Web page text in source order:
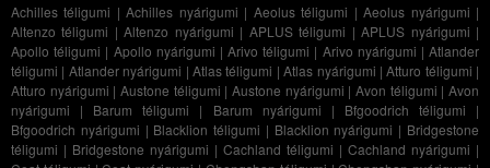
Achilles téligumi |Achilles nyárigumi | Aeolus téligumi |Aeolus nyárigumi |
Altenzo téligumi |Altenzo nyárigumi | APLUS téligumi |APLUS nyárigumi |
Apollo téligumi | Apollo nyárigumi |Arivo téligumi | Arivo nyárigumi |Atlander
téligumi | Atlander nyárigumi | Atlas téligumi |Atlas nyárigumi |Atturo téligumi |
Atturo nyárigumi |Austone téligumi |Austone nyárigumi |Avon téligumi |Avon
nyárigumi | Barum téligumi | Barum nyárigumi | Bfgoodrich téligumi |
Bfgoodrich nyárigumi | Blacklion téligumi | Blacklion nyárigumi | Bridgestone
téligumi | Bridgestone nyárigumi | Cachland téligumi | Cachland nyárigumi |